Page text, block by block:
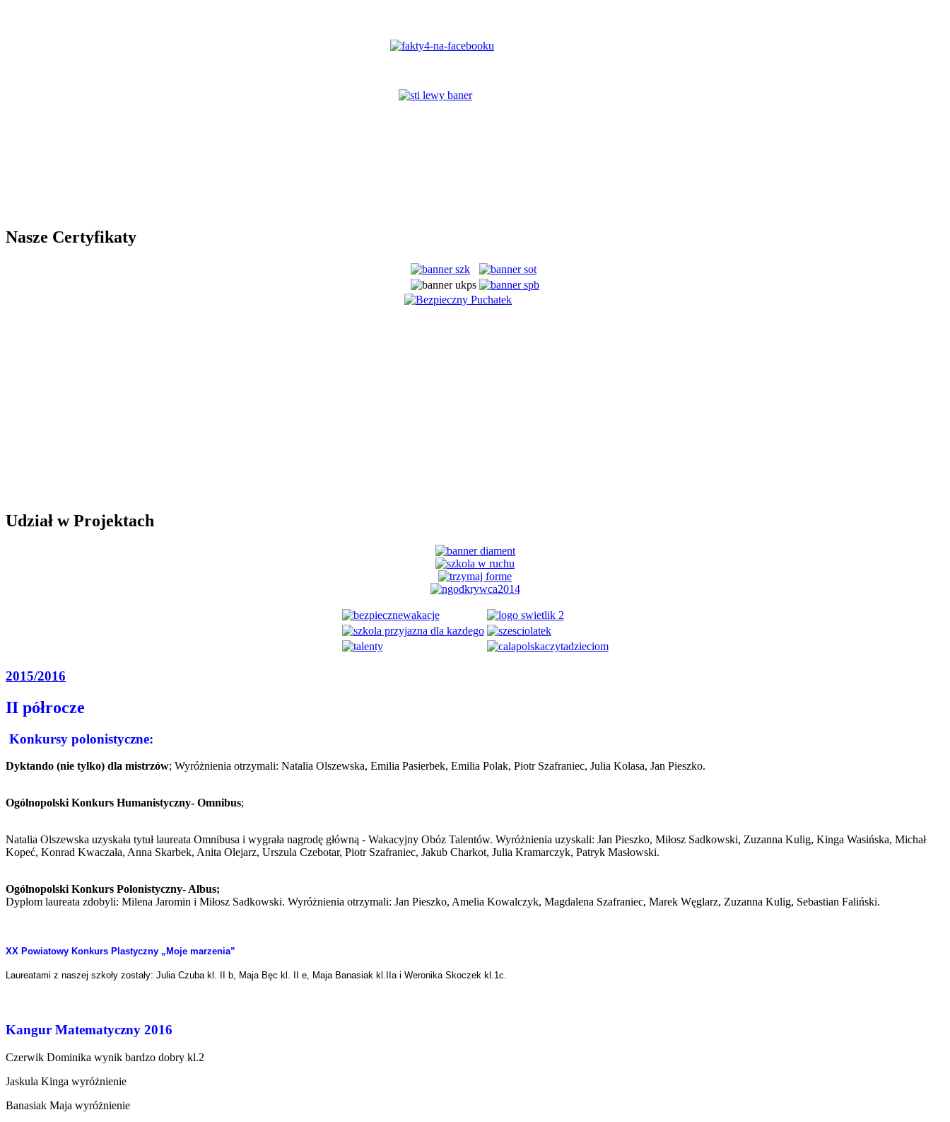
Nasze Certyfikaty
Udział w Projektach
2015/2016
II półrocze
Konkursy polonistyczne:
Dyktando (nie tylko) dla mistrzów; Wyróżnienia otrzymali: Natalia Olszewska, Emilia Pasierbek, Emilia Polak, Piotr Szafraniec, Julia Kolasa, Jan Pieszko.
Ogólnopolski Konkurs Humanistyczny- Omnibus;
Natalia Olszewska uzyskała tytuł laureata Omnibusa i wygrała nagrodę główną - Wakacyjny Obóz Talentów. Wyróżnienia uzyskali: Jan Pieszko, Miłosz Sadkowski, Zuzanna Kulig, Kinga Wasińska, Michał
Kopeć, Konrad Kwaczała, Anna Skarbek, Anita Olejarz, Urszula Czebotar, Piotr Szafraniec, Jakub Charkot, Julia Kramarczyk, Patryk Masłowski.
Ogólnopolski Konkurs Polonistyczny- Albus;
Dyplom laureata zdobyli: Milena Jaromin i Miłosz Sadkowski. Wyróżnienia otrzymali: Jan Pieszko, Amelia Kowalczyk, Magdalena Szafraniec, Marek Węglarz, Zuzanna Kulig, Sebastian Faliński.
XX Powiatowy Konkurs Plastyczny „Moje marzenia”
Laureatami z naszej szkoły zostały: Julia Czuba kl. II b, Maja Bęc kl. II e, Maja Banasiak kl.IIa i Weronika Skoczek kl.1c.
Kangur Matematyczny 2016
Czerwik Dominika wynik bardzo dobry kl.2
Jaskula Kinga wyróżnienie
Banasiak Maja wyróżnienie